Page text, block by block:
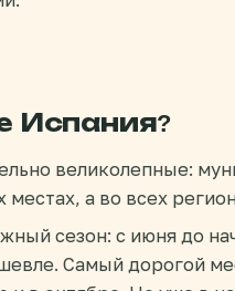
Испания?
великолепные:
а во всех
сезон: с июня до
Самый дорогой